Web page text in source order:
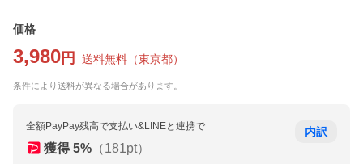
価格
3,980 円 送料無料 （東京都）
条件により送料が異なる場合があります。
全額PayPay残高で支払い&LINEと連携で
獲得 5% （181pt）
内訳